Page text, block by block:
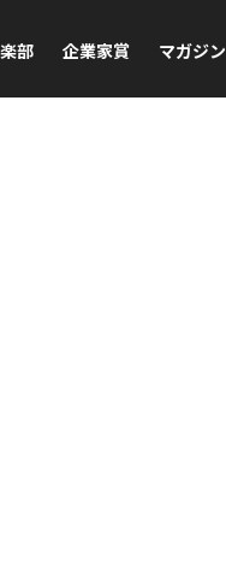
部 企業家賞 マガジン